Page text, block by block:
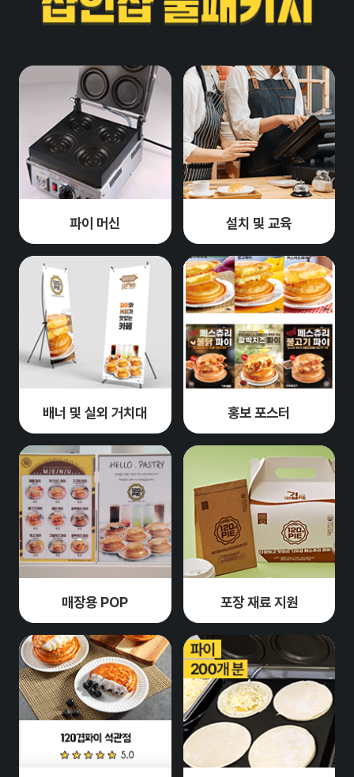
파이 머신 설치 및 교육
배너 및 실외 거치대 홍보 포스터
매장용 POP 포장 재료 지원